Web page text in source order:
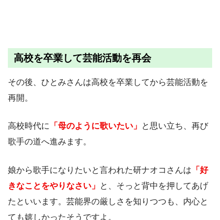
高校を卒業して芸能活動を再会
その後、ひとみさんは高校を卒業してから芸能活動を
再開。
高校時代に 「母のように歌いたい」
と思い立ち、再び
歌手の道へ進みます。
娘から歌手になりたいと言われた研ナオコさんは 「好
きなことをやりなさい」
と、そっと背中を押してあげ
たといいます。芸能界の厳しさを知りつつも、内心と
ても嬉しかったそうですよ。